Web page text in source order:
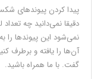
پیدا کردن پیوندهای
دقیقا نمی‌دانید چه
نمی‌شود این پیوندها را
آن‌ها را یافته و برطرف
گفت. با ما همراه باشید.